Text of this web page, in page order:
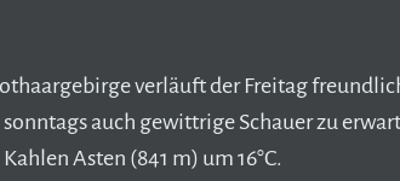
verläuft der Freitag
auch gewittrige Schauer zu
Asten (841 m) um 16°C.